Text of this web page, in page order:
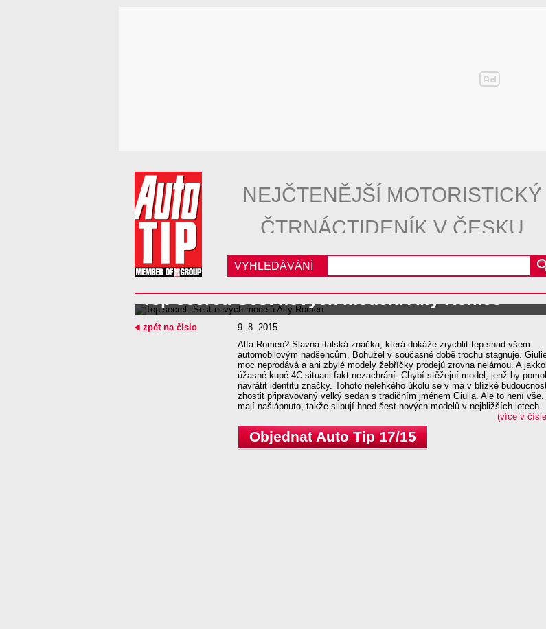
NEJČTENĚJŠÍ MOTORISTICKÝ
ČTRNÁCTIDENÍK V ČESKU
VYHLEDÁVÁNÍ
Top secret: Šest nových modelů Alfy Romeo
9. 8. 2015
Alfa Romeo? Slavná italská značka, která dokáže zrychlit tep snad všem
automobilovým nadšencům. Bohužel v současné době trochu stagnuje.
moc neprodává a ani zbylé modely žebříčky prodejů zrovna nelámou. A
úžasné kupé 4C situaci fakt nezachrání. Chybí stěžejní model, jenž by
navrátit identitu značky. Tohoto nelehkého úkolu se v má v blízké
zhostit připravovaný velký sedan s tradičním jménem Giulia. Ale to není
mají našlápnuto, takže slibují hned šest nových modelů v nejbližších letech.
(více v
Objednat Auto Tip 17/15
zpět na číslo